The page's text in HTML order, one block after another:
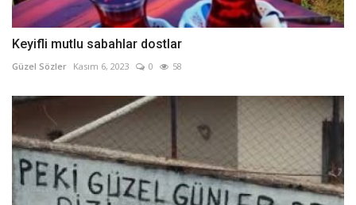
Keyifli mutlu sabahlar dostlar
Güzel Sözler Kasım 6, 2023 0 58